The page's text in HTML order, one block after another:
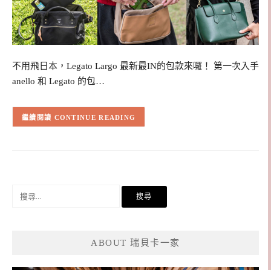
不用飛日本，Legato Largo 最新最IN的包款來囉！ 第一次入手
anello 和 Legato 的包…
CONTINUE READING
ABOUT 瑞貝卡一家